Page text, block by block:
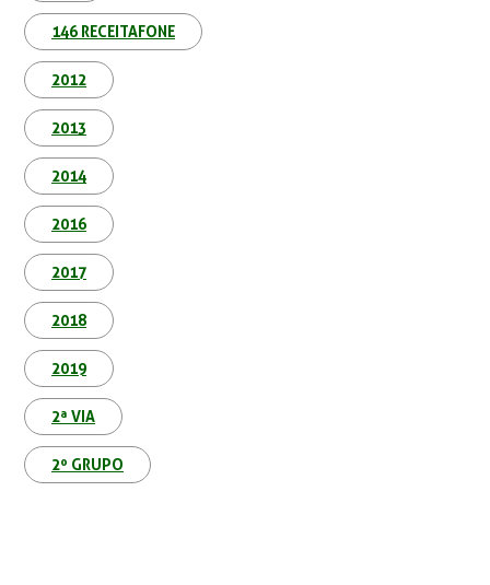
146 RECEITAFONE
2012
2013
2014
2016
2017
2018
2019
2ª VIA
2º GRUPO